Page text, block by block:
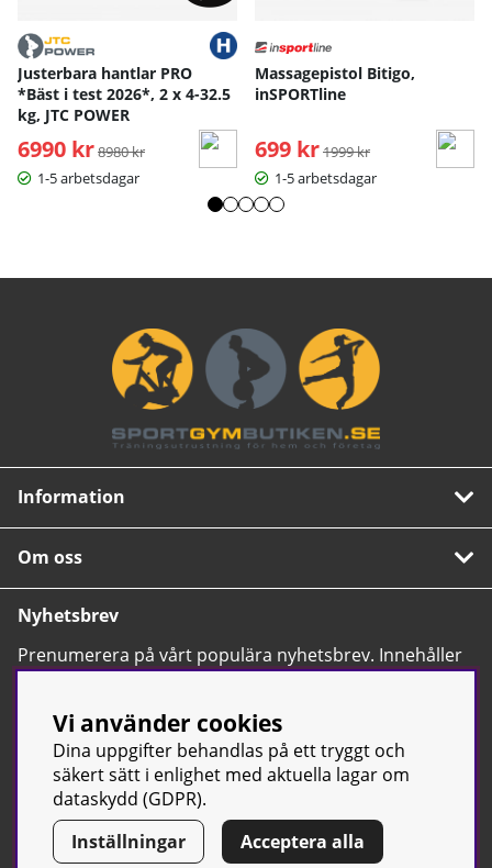
Justerbara hantlar PRO
*Bäst i test 2026*, 2 x 4-32.5
kg, JTC POWER
6990 kr Ordinarie pris:
8980 kr
1-5 arbetsdagar
Massagepistol Bitigo,
inSPORTline
699 kr Ordinarie pris:
1999 kr
1-5 arbetsdagar
Information
Om oss
Nyhetsbrev
Prenumerera på vårt populära nyhetsbrev. Innehåller
tips, nyheter och våra allra bästa erbjudanden.
© Sport & Gym Butiken JTC AB | Kontakta oss| All rights reserved
Vi använder cookies
Dina uppgifter behandlas på ett tryggt och
säkert sätt i enlighet med aktuella lagar om
dataskydd (GDPR).
Inställningar
Acceptera alla